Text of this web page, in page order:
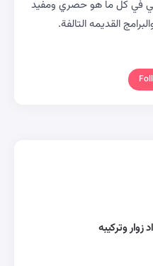
في كل ما هو حصري ومفيد
القديمه التالفة.
وتركيبه